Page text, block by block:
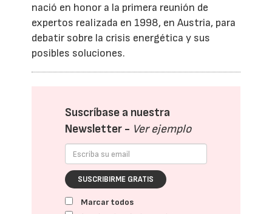
nació en honor a la primera reunión de
expertos realizada en 1998, en Austria, para
debatir sobre la crisis energética y sus
posibles soluciones.
Suscríbase a nuestra
Newsletter - Ver ejemplo
SUSCRIBIRME GRATIS
Marcar todos